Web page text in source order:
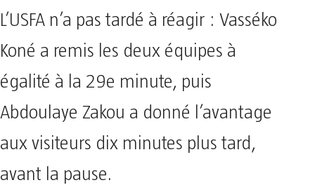
L’USFA n’a pas tardé à réagir : Vasséko
Koné a remis les deux équipes à
égalité à la 29e minute, puis
Abdoulaye Zakou a donné l’avantage
aux visiteurs dix minutes plus tard,
avant la pause.